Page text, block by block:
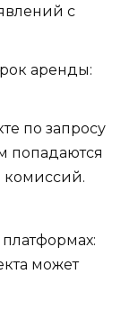
с
аренды:
по запросу
попадаются
может